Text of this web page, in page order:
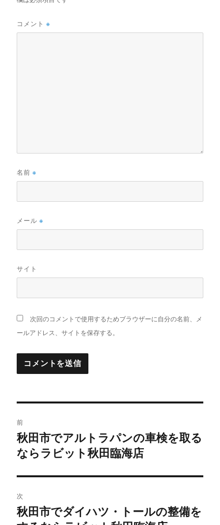
コメント※
名前※
メール※
サイト
次回のコメントで使用するためブラウザーに自分の名前、メ
ールアドレス、サイトを保存する。
稿
ナ
ビ
ゲ
ー
前
前
の
稿:
秋田市でアルトラパンの車検を取る
ならラビット秋田臨海店
次
次
秋田市でダイハツ・トールの整備を